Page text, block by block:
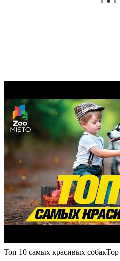
Топ 10 самых красивых